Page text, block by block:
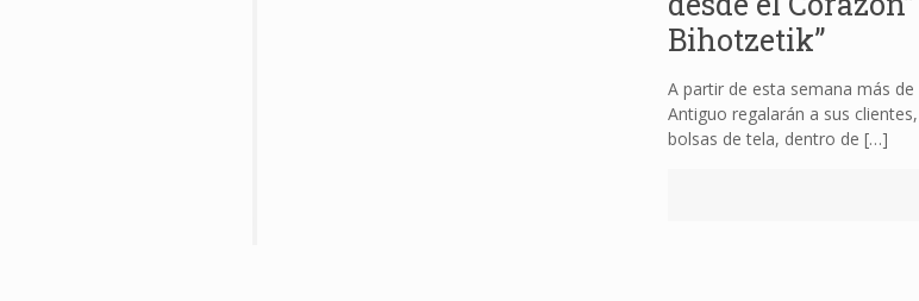
Bihotzetik”
A partir de esta semana más
Antiguo regalarán a sus
bolsas de tela, dentro de […]